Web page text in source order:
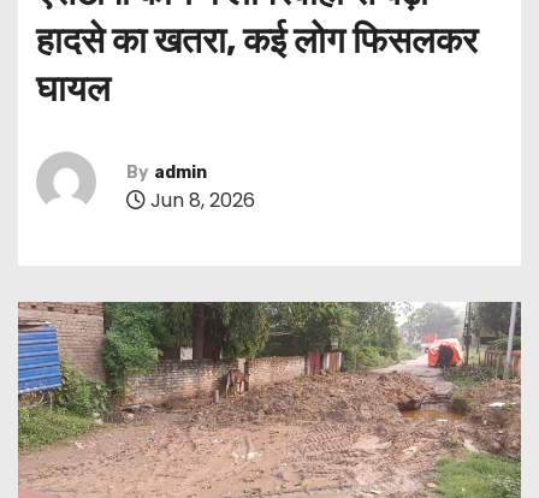
हादसे का खतरा, कई लोग फिसलकर
घायल
By admin
Jun 8, 2026